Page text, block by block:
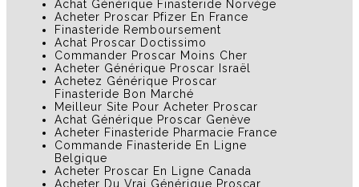
Achat Générique Finasteride Norvège
Acheter Proscar Pfizer En France
Finasteride Remboursement
Achat Proscar Doctissimo
Commander Proscar Moins Cher
Acheter Générique Proscar Israël
Achetez Générique Proscar
Finasteride Bon Marché
Meilleur Site Pour Acheter Proscar
Achat Générique Proscar Genève
Acheter Finasteride Pharmacie France
Commande Finasteride En Ligne
Belgique
Acheter Proscar En Ligne Canada
Acheter Du Vrai Générique Proscar